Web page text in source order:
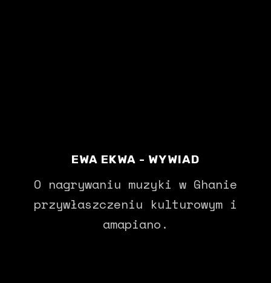
EWA EKWA - WYWIAD
O nagrywaniu muzyki w Ghanie
przywłaszczeniu kulturowym i
amapiano.